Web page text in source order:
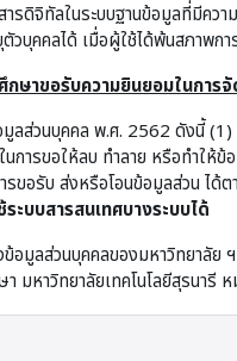
ดิจิทัลในระบบฐานข้อมูลที่มีคว
บุคคลได้ เมื่อผู้ใช้ได้พ้นสภาพกา
กษาขอรับความยินยอมในการ
วนบุคคล พ.ศ. 2562 ดังนี้ (1) สิ
ารขอให้ลบ ทำลาย หรือทำให้ข้
รขอรับ ส่งหรือโอนข้อมูลส่วน ได้
ะบบสารสนเทศบางระบบได้
อมูลส่วนบุคคลของมหาวิทยาลัย
ษา มหาวิทยาลัยเทคโนโลยีสุร